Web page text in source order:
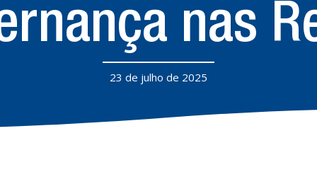
nas
23 de julho de 2025